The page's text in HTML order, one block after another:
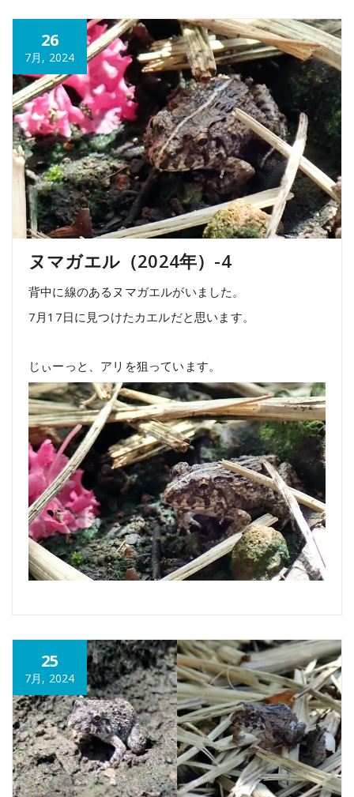
26
7月, 2024
ヌマガエル（2024年）-4
背中に線のあるヌマガエルがいました。
7月17日に見つけたカエルだと思います。
じぃーっと、アリを狙っています。
25
7月, 2024